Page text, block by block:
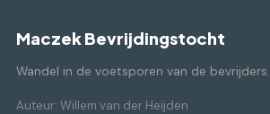
Maczek Bevrijdingstocht
Wandel in de voetsporen van de bevrijders.
Auteur: Willem van der Heijden